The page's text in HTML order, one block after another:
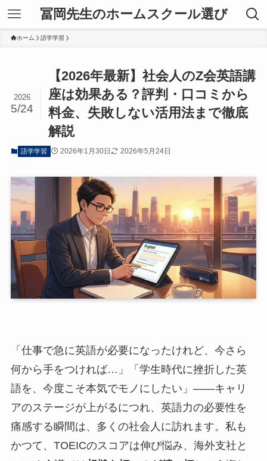
冨岡先生のホームスクール選び
ホーム 語学学習
【2026年最新】社会人のZ会英語講
座は効果ある？評判・口コミから
料金、失敗しない活用法まで徹底
解説
2026
5/24
語学学習 2026年1月30日 2026年5月24日
「仕事で急に英語が必要になったけれど、今さら
何から手をつければ…」「学生時代に挫折した英
語を、今度こそ本気でモノにしたい」――キャリ
アのステージが上がるにつれ、英語力の必要性を
痛感する瞬間は、多くの社会人に訪れます。私も
かつて、TOEICのスコアは伸び悩み、海外支社と